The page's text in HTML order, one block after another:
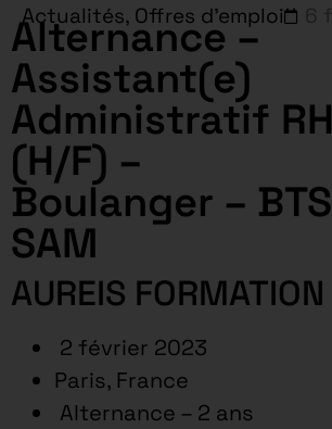
Actualités, Offres d'emploi
Alternance –
Assistant(e)
Administratif RH
(H/F) –
Boulanger – BTS
SAM
AUREIS FORMATION
2 février 2023
Paris, France
Alternance – 2 ans